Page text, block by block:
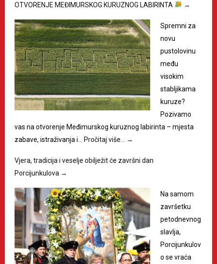
OTVORENJE MEĐIMURSKOG KURUZNOG LABIRINTA →
Spremni za
novu
pustolovinu
među
visokim
stabljikama
kuruze?
Pozivamo
vas na otvorenje Međimurskog kuruznog labirinta – mjesta
zabave, istraživanja i…
Pročitaj više… →
Vjera, tradicija i veselje obilježit će završni dan
Porcijunkulova →
Na samom
završetku
petodnevnog
slavlja,
Porcijunkulov
o se vraća